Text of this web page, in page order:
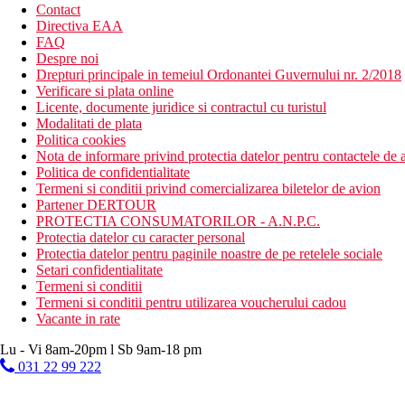
Contact
Directiva EAA
FAQ
Despre noi
Drepturi principale in temeiul Ordonantei Guvernului nr. 2/2018
Verificare si plata online
Licente, documente juridice si contractul cu turistul
Modalitati de plata
Politica cookies
Nota de informare privind protectia datelor pentru contactele de
Politica de confidentialitate
Termeni si conditii privind comercializarea biletelor de avion
Partener DERTOUR
PROTECTIA CONSUMATORILOR - A.N.P.C.
Protectia datelor cu caracter personal
Protectia datelor pentru paginile noastre de pe retelele sociale
Setari confidentialitate
Termeni si conditii
Termeni si conditii pentru utilizarea voucherului cadou
Vacante in rate
Lu - Vi 8am-20pm l Sb 9am-18 pm
031 22 99 222